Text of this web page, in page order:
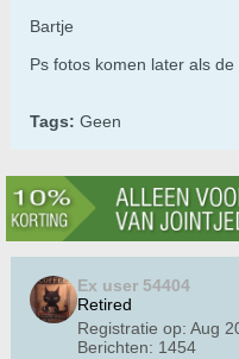
Bartje
Ps fotos komen later als
Tags: Geen
Ex user 54404
Retired
Registratie op: Aug
Berichten: 1454